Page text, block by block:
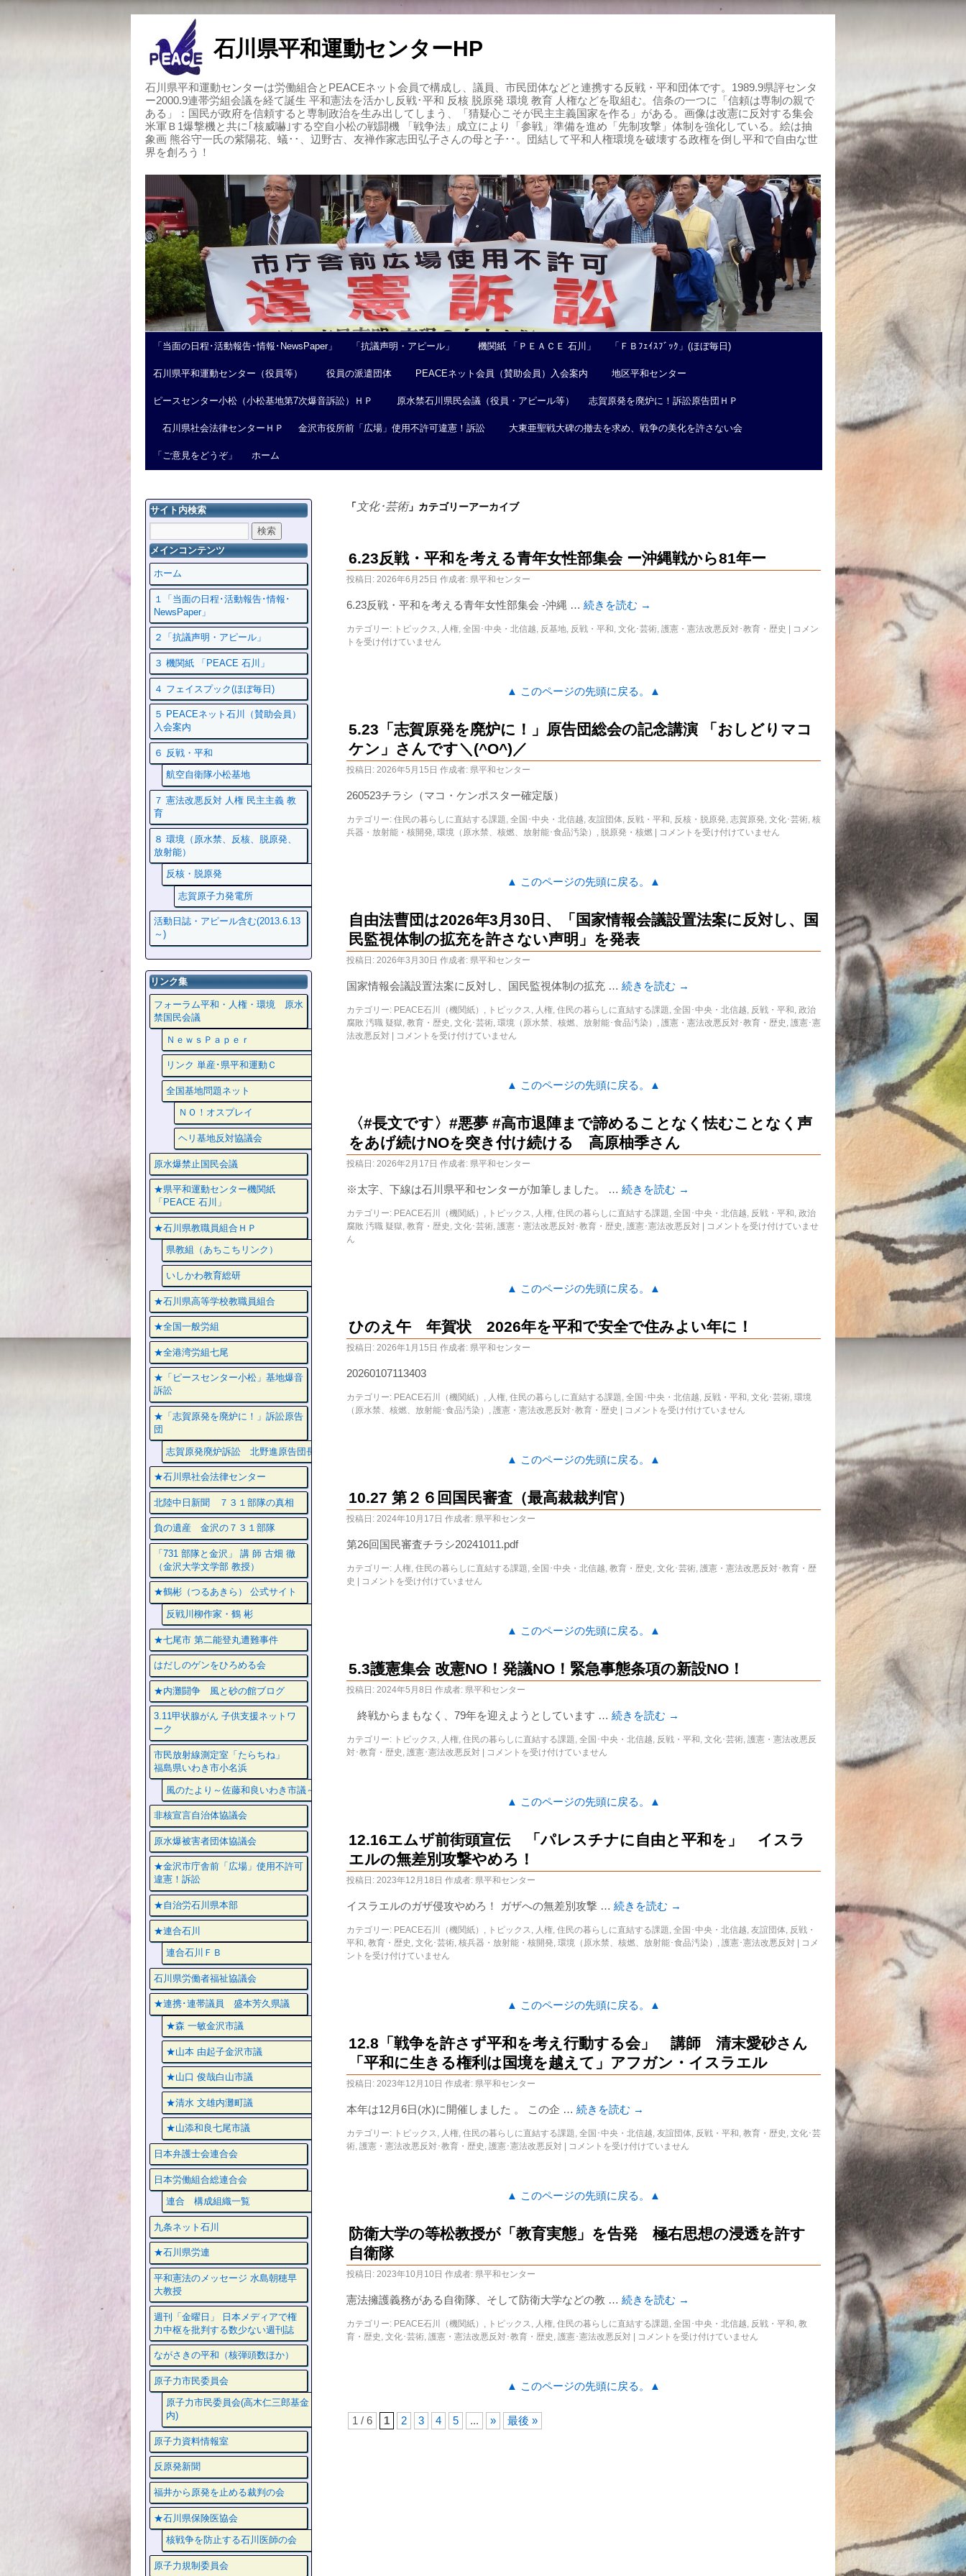
石川県平和運動センターHP
石川県平和運動センターは労働組合とPEACEネット会員で構成し、議員、市民団体などと連携する反戦・平和団体です。1989.9県評センタ
ー2000.9連帯労組会議を経て誕生 平和憲法を活かし反戦･平和 反核 脱原発 環境 教育 人権などを取組む。信条の一つに「信頼は専制の親で
ある」：国民が政府を信頼すると専制政治を生み出してしまう、「猜疑心こそが民主主義国家を作る」がある。画像は改憲に反対する集会
米軍Ｂ1爆撃機と共に｢核威嚇｣する空自小松の戦闘機 「戦争法」成立により「参戦」準備を進め「先制攻撃」体制を強化している。絵は抽
象画 熊谷守一氏の紫陽花、蟻･･、辺野古、友禅作家志田弘子さんの母と子･･。団結して平和人権環境を破壊する政権を倒し平和で自由な世
界を創ろう！
「当面の日程･活動報告･情報･NewsPaper」 「抗議声明・アピール」 機関紙 「ＰＥＡＣＥ 石川」 「ＦＢﾌｪｲｽﾌﾞｯｸ」(ほぼ毎日)
石川県平和運動センター（役員等） 役員の派遣団体 PEACEネット会員（賛助会員）入会案内 地区平和センター
ピースセンター小松（小松基地第7次爆音訴訟）ＨＰ 原水禁石川県民会議（役員・アピール等） 志賀原発を廃炉に！訴訟原告団ＨＰ
石川県社会法律センターＨＰ 金沢市役所前「広場」使用不許可違憲！訴訟 大東亜聖戦大碑の撤去を求め、戦争の美化を許さない会
「ご意見をどうぞ」 ホーム
「 文化･芸術」カテゴリーアーカイブ
6.23反戦・平和を考える青年女性部集会 ー沖縄戦から81年ー
投稿日: 2026年6月25日 作成者: 県平和センター
6.23反戦・平和を考える青年女性部集会 -沖縄 … 続きを読む →
カテゴリー: トピックス, 人権, 全国･中央・北信越, 反基地, 反戦・平和, 文化･芸術, 護憲・憲法改悪反対･教育・歴史
コメン
トを受け付けていません
▲ このページの先頭に戻る。▲
5.23「志賀原発を廃炉に！」原告団総会の記念講演 「おしどりマコ
ケン」さんです＼(^O^)／
投稿日: 2026年5月15日 作成者: 県平和センター
260523チラシ（マコ・ケンポスター確定版）
カテゴリー: 住民の暮らしに直結する課題, 全国･中央・北信越, 友誼団体, 反戦・平和, 反核・脱原発, 志賀原発, 文化･芸術, 核
兵器・放射能・核開発, 環境（原水禁、核燃、放射能･食品汚染） , 脱原発・核燃 コメントを受け付けていません
▲ このページの先頭に戻る。▲
自由法曹団は2026年3月30日、「国家情報会議設置法案に反対し、国
民監視体制の拡充を許さない声明」を発表
投稿日: 2026年3月30日 作成者: 県平和センター
国家情報会議設置法案に反対し、国民監視体制の拡充 … 続きを読む →
カテゴリー: PEACE石川（機関紙） , トピックス, 人権, 住民の暮らしに直結する課題, 全国･中央・北信越, 反戦・平和, 政治
腐敗 汚職 疑獄, 教育・歴史 , 文化･芸術, 環境（原水禁、核燃、放射能･食品汚染） , 護憲・憲法改悪反対･教育・歴史 , 護憲･憲
法改悪反対
コメントを受け付けていません
▲ このページの先頭に戻る。▲
〈#長文です〉#悪夢 #高市退陣まで諦めることなく怯むことなく声
をあげ続けNOを突き付け続ける 高原柚季さん
投稿日: 2026年2月17日 作成者: 県平和センター
※太字、下線は石川県平和センターが加筆しました。 … 続きを読む →
カテゴリー: PEACE石川（機関紙） , トピックス, 人権, 住民の暮らしに直結する課題, 全国･中央・北信越, 反戦・平和, 政治
腐敗 汚職 疑獄, 教育・歴史 , 文化･芸術, 護憲・憲法改悪反対･教育・歴史 , 護憲･憲法改悪反対
コメントを受け付けていませ
ん
▲ このページの先頭に戻る。▲
ひのえ午 年賀状 2026年を平和で安全で住みよい年に！
投稿日: 2026年1月15日 作成者: 県平和センター
20260107113403
カテゴリー: PEACE石川（機関紙） , 人権, 住民の暮らしに直結する課題, 全国･中央・北信越, 反戦・平和, 文化･芸術, 環境
（原水禁、核燃、放射能･食品汚染） , 護憲・憲法改悪反対･教育・歴史 コメントを受け付けていません
▲ このページの先頭に戻る。▲
10.27 第２６回国民審査（最高裁裁判官）
投稿日: 2024年10月17日 作成者: 県平和センター
第26回国民審査チラシ20241011.pdf
カテゴリー: 人権, 住民の暮らしに直結する課題, 全国･中央・北信越, 教育・歴史 , 文化･芸術, 護憲・憲法改悪反対･教育・歴
史
コメントを受け付けていません
▲ このページの先頭に戻る。▲
5.3護憲集会 改憲NO！発議NO！緊急事態条項の新設NO！
投稿日: 2024年5月8日 作成者: 県平和センター
終戦からまもなく、79年を迎えようとしています … 続きを読む →
カテゴリー: トピックス, 人権, 住民の暮らしに直結する課題, 全国･中央・北信越, 反戦・平和, 文化･芸術, 護憲・憲法改悪反
対･教育・歴史 , 護憲･憲法改悪反対 コメントを受け付けていません
▲ このページの先頭に戻る。▲
12.16エムザ前街頭宣伝 「パレスチナに自由と平和を」 イスラ
エルの無差別攻撃やめろ！
投稿日: 2023年12月18日 作成者: 県平和センター
イスラエルのガザ侵攻やめろ！ ガザへの無差別攻撃 … 続きを読む →
カテゴリー: PEACE石川（機関紙） , トピックス, 人権, 住民の暮らしに直結する課題, 全国･中央・北信越, 友誼団体, 反戦・
平和, 教育・歴史 , 文化･芸術, 核兵器・放射能・核開発, 環境（原水禁、核燃、放射能･食品汚染） , 護憲･憲法改悪反対
コメ
ントを受け付けていません
▲ このページの先頭に戻る。▲
12.8「戦争を許さず平和を考え行動する会」 講師 清末愛砂さん
「平和に生きる権利は国境を越えて」アフガン・イスラエル
投稿日: 2023年12月10日 作成者: 県平和センター
本年は12月6日(水)に開催しました 。 この企 … 続きを読む →
カテゴリー: トピックス, 人権, 住民の暮らしに直結する課題, 全国･中央・北信越, 友誼団体, 反戦・平和, 教育・歴史 , 文化･芸
術, 護憲・憲法改悪反対･教育・歴史 , 護憲･憲法改悪反対 コメントを受け付けていません
▲ このページの先頭に戻る。▲
防衛大学の等松教授が「教育実態」を告発 極右思想の浸透を許す
自衛隊
投稿日: 2023年10月10日 作成者: 県平和センター
憲法擁護義務がある自衛隊、そして防衛大学などの教 … 続きを読む →
カテゴリー: PEACE石川（機関紙） , トピックス, 人権, 住民の暮らしに直結する課題, 全国･中央・北信越, 反戦・平和, 教
育・歴史 , 文化･芸術, 護憲・憲法改悪反対･教育・歴史 , 護憲･憲法改悪反対 コメントを受け付けていません
▲ このページの先頭に戻る。▲
1 / 6 1 2 3 4 5 ... » 最後 »
サイト内検索
メインコンテンツ
ホーム
１「当面の日程･活動報告･情報･
NewsPaper」
２「抗議声明・アピール」
３ 機関紙 「PEACE 石川」
４ フェイスプック(ほぼ毎日)
５ PEACEネット石川（賛助会員）
入会案内
６ 反戦・平和
航空自衛隊小松基地
７ 憲法改悪反対 人権 民主主義 教
育
８ 環境（原水禁、反核、脱原発、
放射能）
反核・脱原発
志賀原子力発電所
活動日誌・アピール含む(2013.6.13
～)
リンク集
フォーラム平和・人権・環境 原水
禁国民会議
ＮｅｗｓＰａｐｅｒ
リンク 単産･県平和運動Ｃ
全国基地問題ネット
ＮＯ！オスプレイ
ヘリ基地反対協議会
原水爆禁止国民会議
★県平和運動センター機関紙
「PEACE 石川」
★石川県教職員組合ＨＰ
県教組（あちこちリンク）
いしかわ教育総研
★石川県高等学校教職員組合
★全国一般労組
★全港湾労組七尾
★「ピースセンター小松」基地爆音
訴訟
★「志賀原発を廃炉に！」訴訟原告
団
志賀原発廃炉訴訟 北野進原告団長
★石川県社会法律センター
北陸中日新聞 ７３１部隊の真相
負の遺産 金沢の７３１部隊
「731 部隊と金沢」 講 師 古畑 徹
（金沢大学文学部 教授）
★鶴彬（つるあきら） 公式サイト
反戦川柳作家・鶴 彬
★七尾市 第二能登丸遭難事件
はだしのゲンをひろめる会
★内灘闘争 風と砂の館ブログ
3.11甲状腺がん 子供支援ネットワ
ーク
市民放射線測定室「たらちね」
福島県いわき市小名浜
風のたより～佐藤和良いわき市議～
非核宣言自治体協議会
原水爆被害者団体協議会
★金沢市庁舎前「広場」使用不許可
違憲！訴訟
★自治労石川県本部
★連合石川
連合石川ＦＢ
石川県労働者福祉協議会
★連携･連帯議員 盛本芳久県議
★森 一敏金沢市議
★山本 由起子金沢市議
★山口 俊哉白山市議
★清水 文雄内灘町議
★山添和良七尾市議
日本弁護士会連合会
日本労働組合総連合会
連合 構成組織一覧
九条ネット石川
★石川県労連
平和憲法のメッセージ 水島朝穂早
大教授
週刊「金曜日」 日本メディアで権
力中枢を批判する数少ない週刊誌
ながさきの平和（核弾頭数ほか）
原子力市民委員会
原子力市民委員会(高木仁三郎基金
内)
原子力資料情報室
反原発新聞
福井から原発を止める裁判の会
★石川県保険医協会
核戦争を防止する石川医師の会
原子力規制委員会